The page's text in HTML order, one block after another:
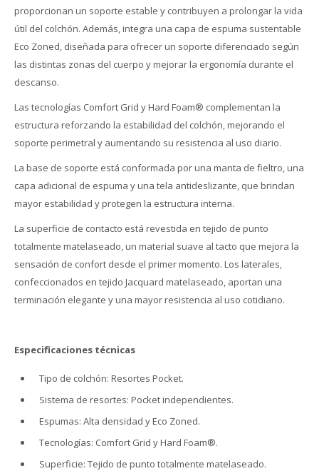
proporcionan un soporte estable y contribuyen a prolongar la vida
útil del colchón. Además, integra una capa de espuma sustentable
Eco Zoned, diseñada para ofrecer un soporte diferenciado según
las distintas zonas del cuerpo y mejorar la ergonomía durante el
descanso.
Las tecnologías Comfort Grid y Hard Foam® complementan la
estructura reforzando la estabilidad del colchón, mejorando el
soporte perimetral y aumentando su resistencia al uso diario.
La base de soporte está conformada por una manta de fieltro, una
capa adicional de espuma y una tela antideslizante, que brindan
mayor estabilidad y protegen la estructura interna.
La superficie de contacto está revestida en tejido de punto
totalmente matelaseado, un material suave al tacto que mejora la
sensación de confort desde el primer momento. Los laterales,
confeccionados en tejido Jacquard matelaseado, aportan una
terminación elegante y una mayor resistencia al uso cotidiano.
Especificaciones técnicas
Tipo de colchón: Resortes Pocket.
Sistema de resortes: Pocket independientes.
Espumas: Alta densidad y Eco Zoned.
Tecnologías: Comfort Grid y Hard Foam®.
Superficie: Tejido de punto totalmente matelaseado.